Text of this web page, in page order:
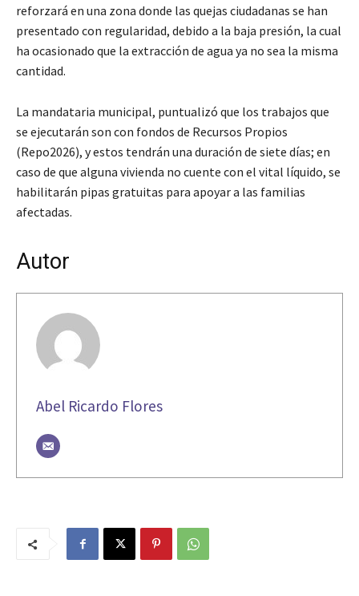
reforzará en una zona donde las quejas ciudadanas se han
presentado con regularidad, debido a la baja presión, la cual
ha ocasionado que la extracción de agua ya no sea la misma
cantidad.
La mandataria municipal, puntualizó que los trabajos que
se ejecutarán son con fondos de Recursos Propios
(Repo2026), y estos tendrán una duración de siete días; en
caso de que alguna vivienda no cuente con el vital líquido, se
habilitarán pipas gratuitas para apoyar a las familias
afectadas.
Autor
Abel Ricardo Flores